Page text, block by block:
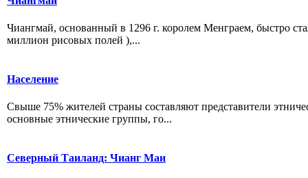
Чиангмай, основанный в 1296 г. королем Менграем, быстро
миллион рисовых полей ),...
Население
Свыше 75% жителей страны составляют представители
основные этнические группы, го...
Северный Таиланд: Чианг Маи